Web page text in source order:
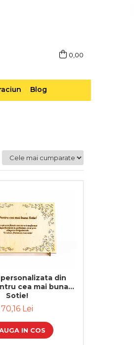
0,00
Blog
din
cea mai buna
Sotie!
70,16 Lei
IN COS